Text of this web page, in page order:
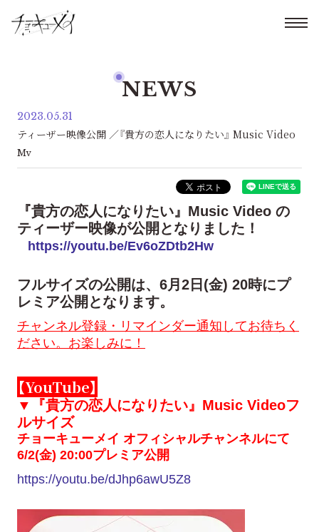
NEWS
2023.05.31
ティーザー映像公開 ／『貴方の恋人になりたい』 Music Video
Mv
『貴方の恋人になりたい』Music Video の
ティーザー映像が公開となりました！
https://youtu.be/Ev6oZDtb2Hw
フルサイズの公開は、6月2日(金) 20時にプ
レミア公開となります。
チャンネル登録・リマインダー通知してお待ちく
ださい。お楽しみに！
【YouTube】
▼『貴方の恋人になりたい』Music Videoフ
ルサイズ
チョーキューメイ オフィシャルチャンネルにて
6/2(金) 20:00プレミア公開
https://youtu.be/dJhp6awU5Z8